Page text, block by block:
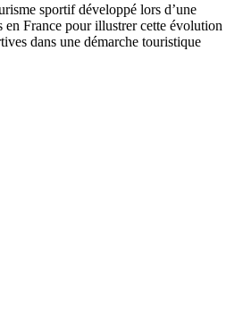
sportif développé lors d’une
en France pour illustrer cette évolution
dans une démarche touristique